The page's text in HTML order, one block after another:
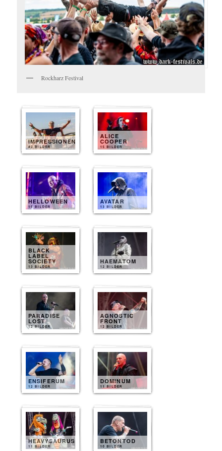
Rockharz Festival
IMPRESSIONEN
40 BILDER
ALICE
COOPER
15 BILDER
HELLOWEEN
15 BILDER
AVATAR
13 BILDER
BLACK
LABEL
SOCIETY
13 BILDER
HAEMATOM
12 BILDER
PARADISE
LOST
12 BILDER
AGNOSTIC
FRONT
12 BILDER
ENSIFERUM
12 BILDER
DOMINUM
11 BILDER
HEAVYSAURUS
11 BILDER
BETONTOD
10 BILDER